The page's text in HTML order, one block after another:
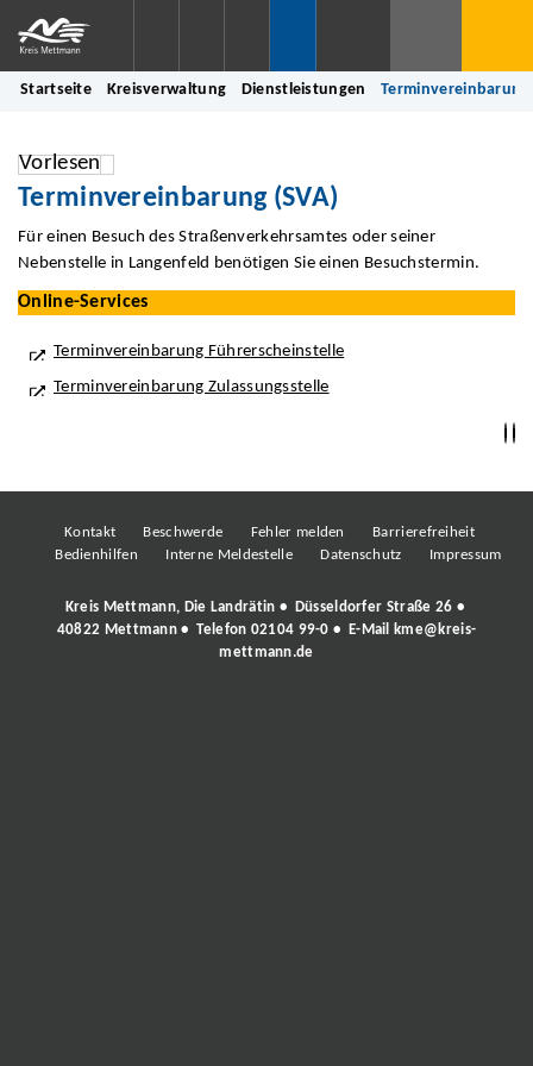
Startseite Kreisverwaltung Dienstleistungen Terminvereinbarung
Vorlesen
Terminvereinbarung (SVA)
Für einen Besuch des Straßenverkehrsamtes oder seiner
Nebenstelle in Langenfeld benötigen Sie einen Besuchstermin.
Online-Services
Terminvereinbarung Führerscheinstelle
Terminvereinbarung Zulassungsstelle
Kontakt Beschwerde Fehler melden
Barrierefreiheit
Bedienhilfen
Interne Meldestelle Datenschutz Impressum
Kreis Mettmann, Die Landrätin • Düsseldorfer Straße 26 •
40822 Mettmann • Telefon 02104 99-0 • E-Mail
kme@kreis-
mettmann.de